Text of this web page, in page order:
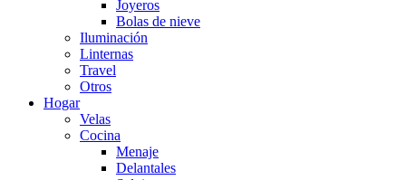
Joyeros
Bolas de nieve
Iluminación
Linternas
Travel
Otros
Hogar
Velas
Cocina
Menaje
Delantales